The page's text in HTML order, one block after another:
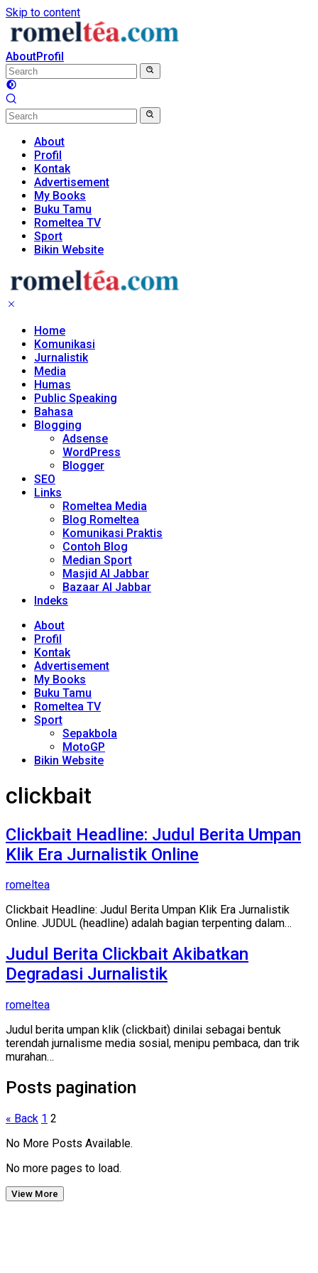
Skip to content
AboutProfil
About
Profil
Kontak
Advertisement
My Books
Buku Tamu
Romeltea TV
Sport
Bikin Website
Home
Komunikasi
Jurnalistik
Media
Humas
Public Speaking
Bahasa
Blogging
Adsense
WordPress
Blogger
SEO
Links
Romeltea Media
Blog Romeltea
Komunikasi Praktis
Contoh Blog
Median Sport
Masjid Al Jabbar
Bazaar Al Jabbar
Indeks
About
Profil
Kontak
Advertisement
My Books
Buku Tamu
Romeltea TV
Sport
Sepakbola
MotoGP
Bikin Website
clickbait
Clickbait Headline: Judul Berita Umpan
Klik Era Jurnalistik Online
romeltea
Clickbait Headline: Judul Berita Umpan Klik Era Jurnalistik
Online. JUDUL (headline) adalah bagian terpenting dalam…
Judul Berita Clickbait Akibatkan
Degradasi Jurnalistik
romeltea
Judul berita umpan klik (clickbait) dinilai sebagai bentuk
terendah jurnalisme media sosial, menipu pembaca, dan trik
murahan…
Posts pagination
« Back 1 2
No More Posts Available.
No more pages to load.
View More